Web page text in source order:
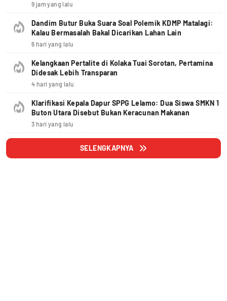
9 jam yang lalu
Dandim Butur Buka Suara Soal Polemik KDMP Matalagi:
Kalau Bermasalah Bakal Dicarikan Lahan Lain
6 hari yang lalu
Kelangkaan Pertalite di Kolaka Tuai Sorotan, Pertamina
Didesak Lebih Transparan
4 hari yang lalu
Klarifikasi Kepala Dapur SPPG Lelamo: Dua Siswa SMKN 1
Buton Utara Disebut Bukan Keracunan Makanan
3 hari yang lalu
SELENGKAPNYA